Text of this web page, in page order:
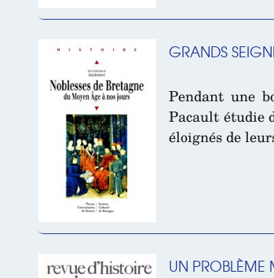
GRANDS
Pendant une
Pacault étudie
éloignés de
UN PROBLÈME